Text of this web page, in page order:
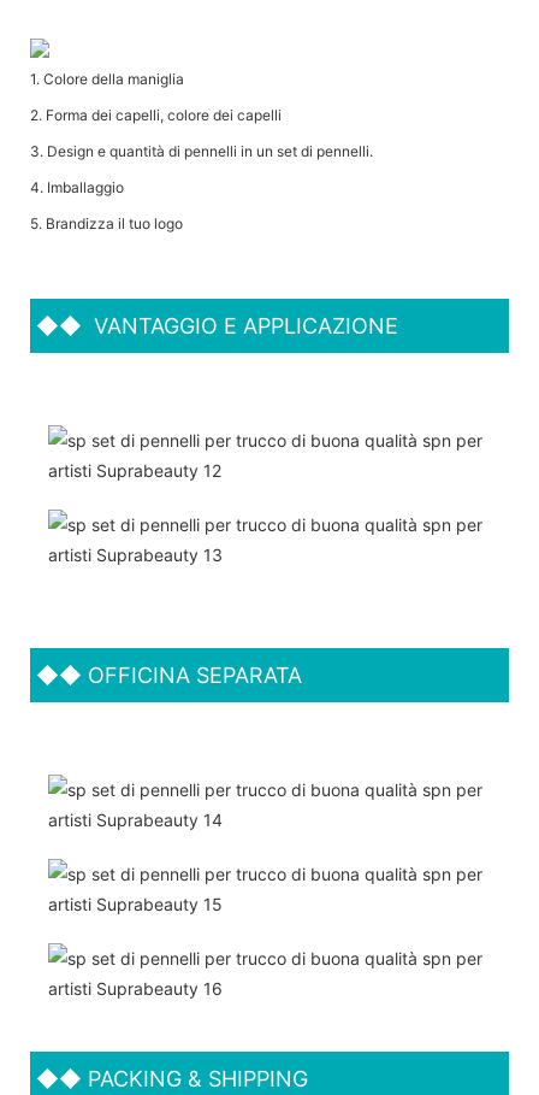
1. Colore della maniglia
2. Forma dei capelli, colore dei capelli
3. Design e quantità di pennelli in un set di pennelli.
4. Imballaggio
5. Brandizza il tuo logo
◆◆ VANTAGGIO E APPLICAZIONE
◆◆ OFFICINA SEPARATA
◆◆ PACKING & SHIPPING